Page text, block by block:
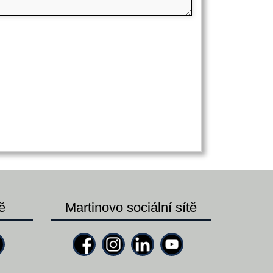
Martinovo sociální sítě